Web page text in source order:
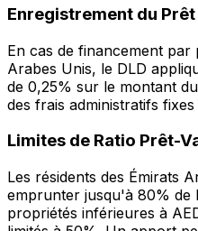
Enregistrement du Prêt
En cas de financement par
Arabes Unis, le DLD
de 0,25% sur le montant
des frais administratifs
Limites de Ratio Prêt-
Les résidents des Émirats
emprunter jusqu'à 80% de
propriétés inférieures à